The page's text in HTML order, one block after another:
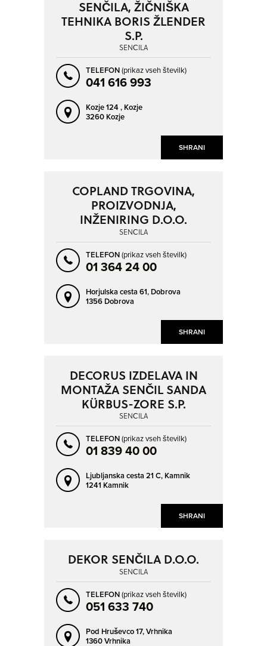
SHRANI
SENČILA, ŽIČNIŠKA
TEHNIKA BORIS ŽLENDER
S.P.
SENČILA
TELEFON(prikaz vseh številk)
041 616 993
Kozje 124 , Kozje
3260 Kozje
SHRANI
COPLAND TRGOVINA,
PROIZVODNJA,
INŽENIRING D.O.O.
SENČILA
TELEFON(prikaz vseh številk)
01 364 24 00
Horjulska cesta 61, Dobrova
1356 Dobrova
SHRANI
DECORUS IZDELAVA IN
MONTAŽA SENČIL SANDA
KÜRBUS-ZORE S.P.
SENČILA
TELEFON(prikaz vseh številk)
01 839 40 00
Ljubljanska cesta 21 C, Kamnik
1241 Kamnik
DEKOR SENČILA D.O.O.
SENČILA
TELEFON(prikaz vseh številk)
051 633 740
Pod Hruševco 17,Vrhnika
1360 Vrhnika